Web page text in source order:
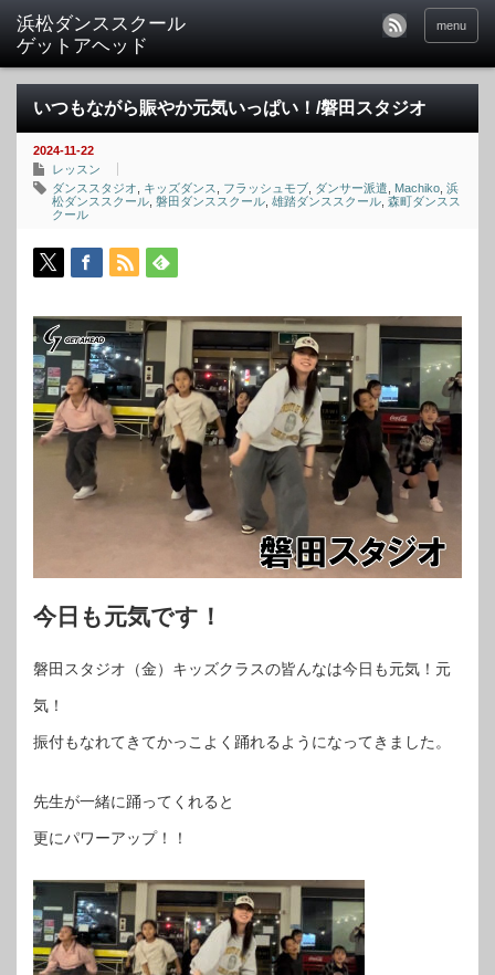
menu
いつもながら賑やか元気いっぱい！/磐田スタジオ
2024-11-22
レッスン
ダンススタジオ
キッズダンス フラッシュモブ ダンサー派遣 Machiko 浜
松ダンススクール 磐田ダンススクール 雄踏ダンススクール 森町ダンスス
クール
今日も元気です！
磐田スタジオ（金）キッズクラスの皆んなは今日も元気！元
気！
振付もなれてきてかっこよく踊れるようになってきました。
先生が一緒に踊ってくれると
更にパワーアップ！！